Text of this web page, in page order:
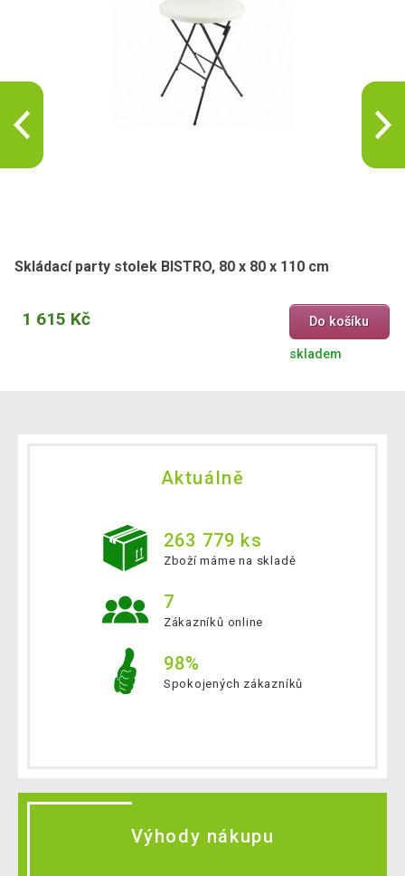
Skládací party stolek BISTRO, 80 x 80 x 110 cm
1 615 Kč Do košíku
skladem
Aktuálně
263 779 ks
Zboží máme na skladě
7
Zákazníků online
98%
Spokojených zákazníků
Výhody nákupu